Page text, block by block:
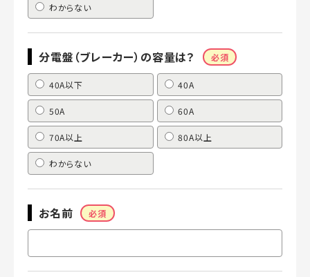
わからない
分電盤（ブレーカー）の容量は？ 必須
40A以下 40A
50A 60A
70A以上 80A以上
わからない
お名前 必須